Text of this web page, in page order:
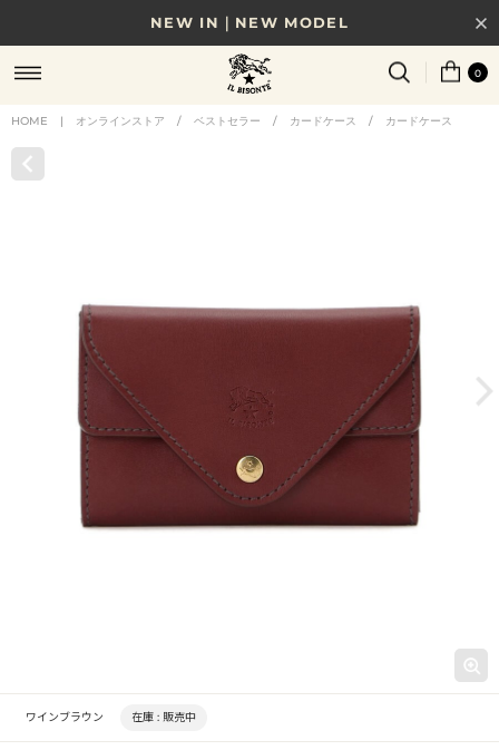
NEW IN｜NEW MODEL
8/17(月)10時まで｜税込11,000円以上で送料無料
贈る相手やシーンから選べる、新しいギフトガイド
0
HOME | オンラインストア / ベストセラー / カードケース / カードケース
ワインブラウン 在庫 : 販売中